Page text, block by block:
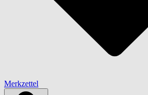
Merkzettel